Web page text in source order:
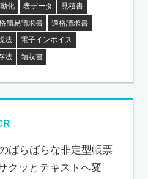
化 表データ
見積書
簡易請求書
適格請求書
法
電子インボイス
法 領収書
ばらばらな非定型帳票
クッとテキストへ変